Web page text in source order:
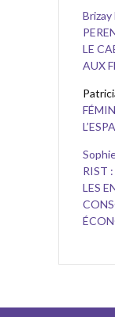
Brizay
LE
AUX
RIST :
LES